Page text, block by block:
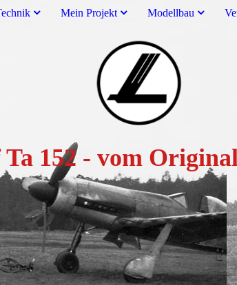
Mein Projekt Modellbau
152 - vom